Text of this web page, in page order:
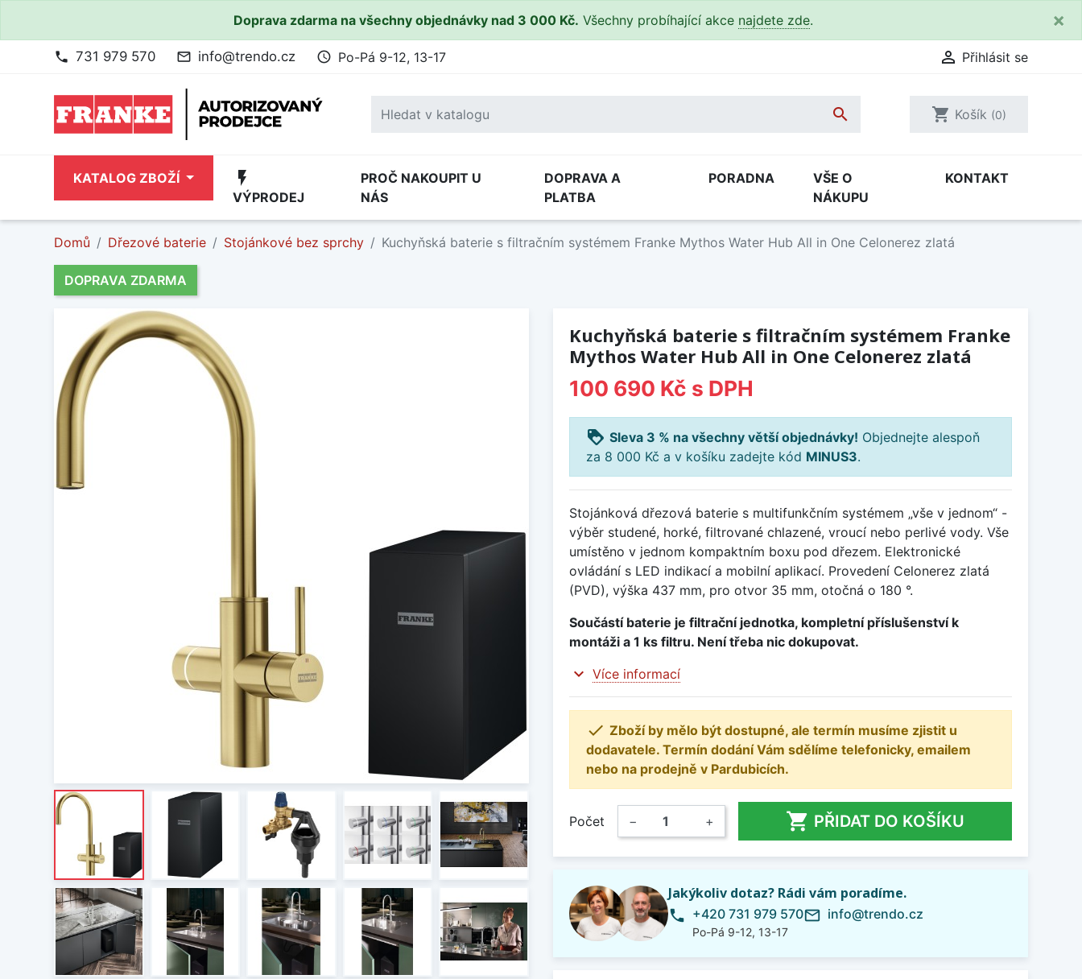
Doprava zdarma na všechny objednávky nad 3 000 Kč. Všechny probíhající akce najdete zde. ×
phone 731 979 570 mail_outline info@trendo.cz access_time Po-Pá 9-12, 13-17  Přihlásit se
 shopping_cart Košík (0)
KATALOG ZBOŽÍ flash_on
VÝPRODEJ
PROČ NAKOUPIT U
NÁS
DOPRAVA A
PLATBA
PORADNA
VŠE O
NÁKUPU
KONTAKT
Domů Dřezové baterie Stojánkové bez sprchy Kuchyňská baterie s filtračním systémem Franke Mythos Water Hub All in One Celonerez zlatá
DOPRAVA ZDARMA
Kuchyňská baterie s filtračním systémem Franke
Mythos Water Hub All in One Celonerez zlatá
100 690 Kč s DPH
loyalty Sleva 3 % na všechny větší objednávky! Objednejte alespoň
za 8 000 Kč a v košíku zadejte kód MINUS3.
Stojánková dřezová baterie s multifunkčním systémem „vše v jednom“ -
výběr studené, horké, filtrované chlazené, vroucí nebo perlivé vody. Vše
umístěno v jednom kompaktním boxu pod dřezem. Elektronické
ovládání s LED indikací a mobilní aplikací. Provedení Celonerez zlatá
(PVD), výška 437 mm, pro otvor 35 mm, otočná o 180 °.
Součástí baterie je filtrační jednotka, kompletní příslušenství k
montáži a 1 ks filtru. Není třeba nic dokupovat.
expand_more Více informací
 Zboží by mělo být dostupné, ale termín musíme zjistit u
dodavatele. Termín dodání Vám sdělíme telefonicky, emailem
nebo na prodejně v Pardubicích.
Počet − +  PŘIDAT DO KOŠÍKU
Jakýkoliv dotaz? Rádi vám poradíme.
phone +420 731 979 570
Po-Pá 9-12, 13-17
mail_outline info@trendo.cz